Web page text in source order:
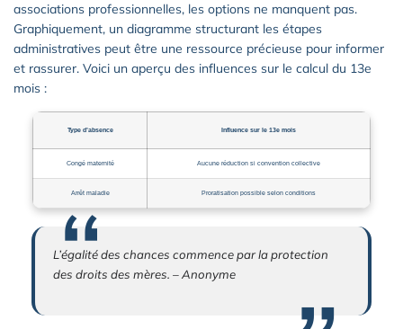
associations professionnelles, les options ne manquent pas.
Graphiquement, un diagramme structurant les étapes
administratives peut être une ressource précieuse pour informer
et rassurer. Voici un aperçu des influences sur le calcul du 13e
mois :
Type d’absence Influence sur le 13e mois
Congé maternité Aucune réduction si convention collective
Arrêt maladie Proratisation possible selon conditions
L’égalité des chances commence par la protection
des droits des mères. – Anonyme